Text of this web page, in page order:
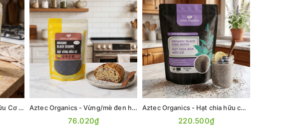
Aztec Organics - Hạt Kê Hữu Cơ 200g Aztec Organics - Vừng/mè đen hữu cơ 200g
76.020₫
Aztec Organics - Hạt chia hữu cơ 500gr
220.500₫